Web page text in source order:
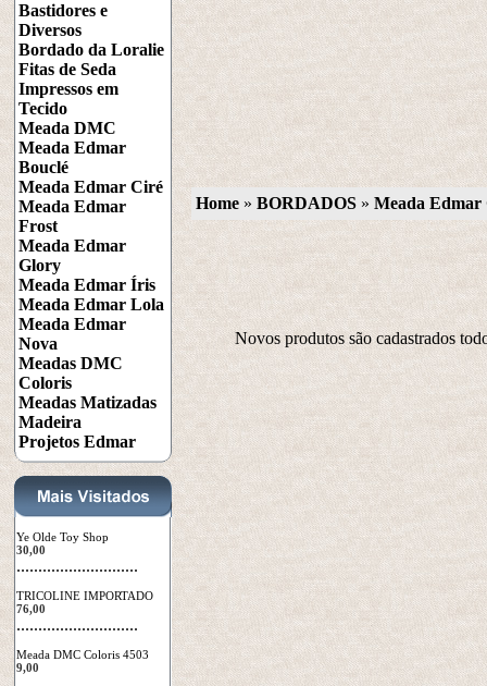
Bastidores e
Diversos
Bordado da Loralie
Fitas de Seda
Impressos em
Tecido
Meada DMC
Meada Edmar
Bouclé
Meada Edmar Ciré
Meada Edmar
Frost
Meada Edmar
Glory
Meada Edmar Íris
Meada Edmar Lola
Meada Edmar
Nova
Meadas DMC
Coloris
Meadas Matizadas
Madeira
Projetos Edmar
Ye Olde Toy Shop
30,00
............................
TRICOLINE IMPORTADO
76,00
............................
Meada DMC Coloris 4503
9,00
Home » BORDADOS » Meada Edmar
Novos produtos são cadastrados